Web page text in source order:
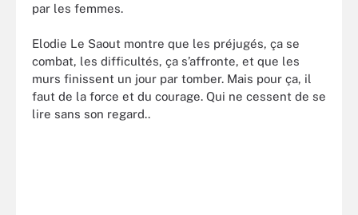
par les femmes.
Elodie Le Saout montre que les préjugés, ça se
combat, les difficultés, ça s’affronte, et que les
murs finissent un jour par tomber. Mais pour ça, il
faut de la force et du courage. Qui ne cessent de se
lire sans son regard..